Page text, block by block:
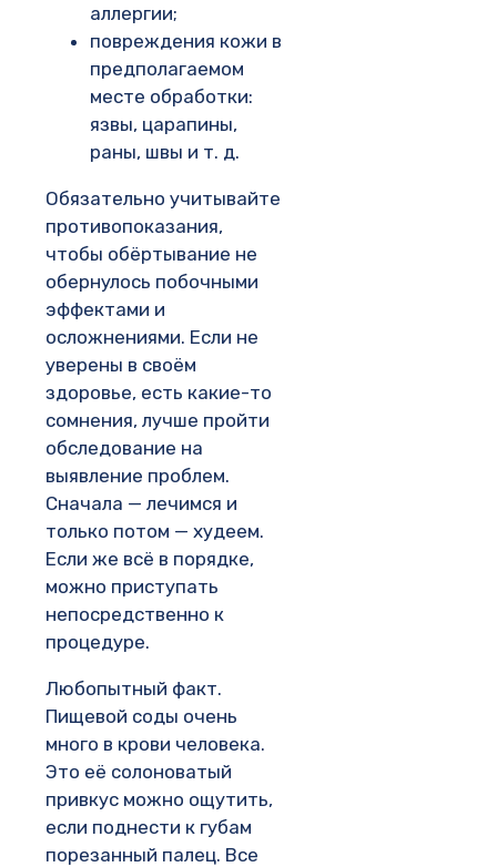
аллергии;
повреждения кожи в
предполагаемом
месте обработки:
язвы, царапины,
раны, швы и т. д.
Обязательно учитывайте
противопоказания,
чтобы обёртывание не
обернулось побочными
эффектами и
осложнениями. Если не
уверены в своём
здоровье, есть какие-то
сомнения, лучше пройти
обследование на
выявление проблем.
Сначала — лечимся и
только потом — худеем.
Если же всё в порядке,
можно приступать
непосредственно к
процедуре.
Любопытный факт.
Пищевой соды очень
много в крови человека.
Это её солоноватый
привкус можно ощутить,
если поднести к губам
порезанный палец. Все